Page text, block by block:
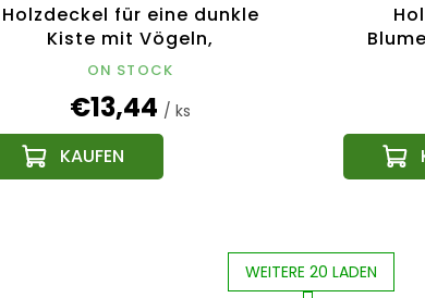
Holzdeckel für eine dunkle
Kiste mit Vögeln,
52x21,5x17cm, tschechisches
ON STOCK
€13,44 / ks
WEITERE 20 LADEN